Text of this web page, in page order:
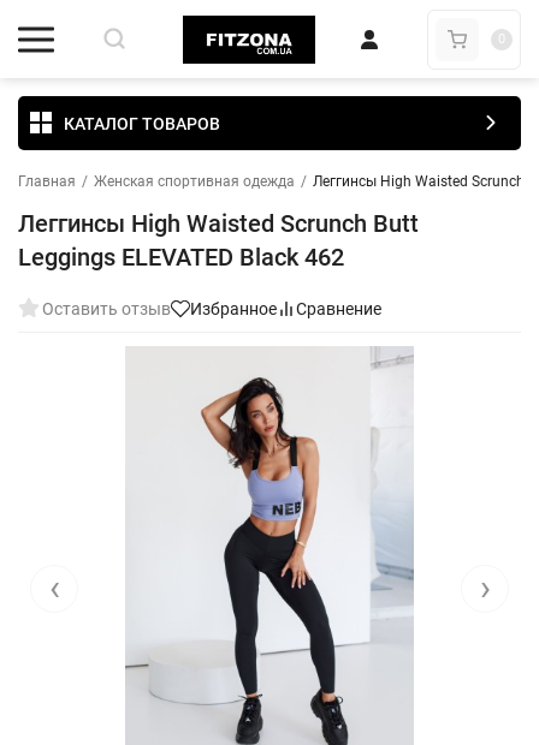
0
КАТАЛОГ ТОВАРОВ
Главная / Женская спортивная одежда / Леггинсы High Waisted Scrunch
Леггинсы High Waisted Scrunch Butt
Leggings ELEVATED Black 462
Оставить отзыв Избранное Сравнение
‹ ›